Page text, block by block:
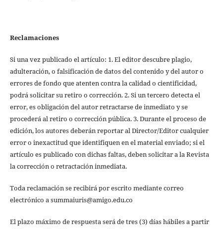
Reclamaciones
Si una vez publicado el artículo: 1. El editor descubre plagio,
adulteración, o falsificación de datos del contenido y del autor o
errores de fondo que atenten contra la calidad o cientificidad,
podrá solicitar su retiro o corrección. 2. Si un tercero detecta el
error, es obligación del autor retractarse de inmediato y se
procederá al retiro o corrección pública. 3. Durante el proceso de
edición, los autores deberán reportar al Director/Editor cualquier
error o inexactitud que identifiquen en el material enviado; si el
artículo es publicado con dichas faltas, deben solicitar a la Revista
la corrección o retractación inmediata.
Toda reclamación se recibirá por escrito mediante correo
electrónico a summaiuris@amigo.edu.co
El plazo máximo de respuesta será de tres (3) días hábiles a partir